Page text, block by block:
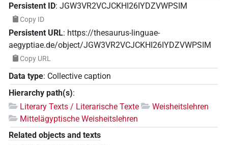
Persistent ID: JGW3VR2VCJCKHI26IYDZVWPSIM
Copy ID
Persistent URL: https://thesaurus-linguae-
aegyptiae.de/object/JGW3VR2VCJCKHI26IYDZVWPSIM
Copy URL
Data type: Collective caption
Hierarchy path(s):
Literary Texts / Literarische Texte
Weisheitslehren
Mittelägyptische Weisheitslehren
Related objects and texts